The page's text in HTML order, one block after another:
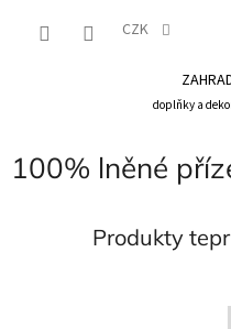
CZK
doplňky a
100% lněné
Produkty